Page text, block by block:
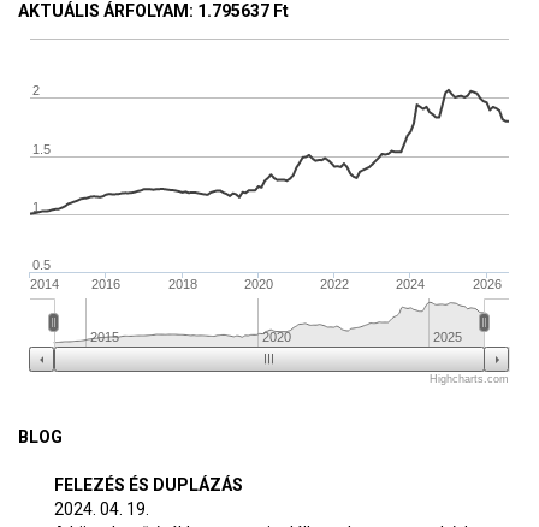
AKTUÁLIS ÁRFOLYAM : 1.795637 Ft
2016 2018 2020 2022 2024 2026
2014
2015 2020 2025
1
1.5
2
0.5
Highcharts.com
BLOG
FELEZÉS ÉS DUPLÁZÁS
2024. 04. 19.